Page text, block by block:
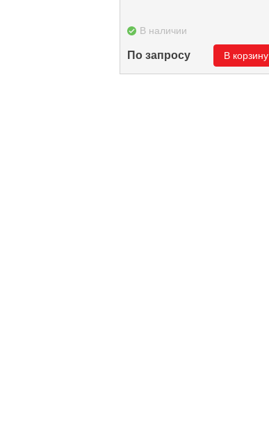
В наличии
По запросу В корзину